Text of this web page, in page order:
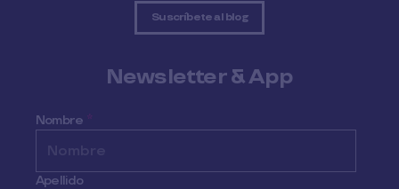
Suscríbete al blog
Newsletter & App
Nombre *
Apellido